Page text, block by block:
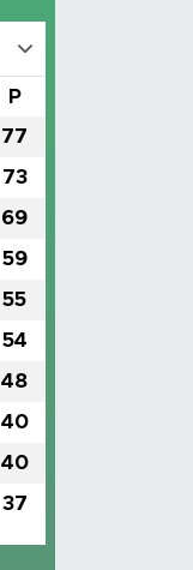
P
77
73
69
59
55
54
48
40
40
37